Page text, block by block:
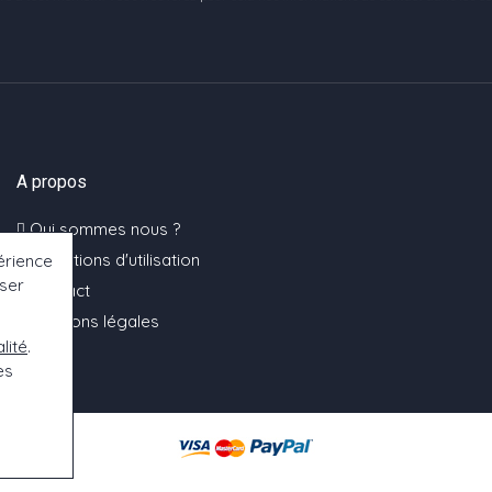
A propos
Qui sommes nous ?
Conditions d'utilisation
Contact
Mentions légales
.